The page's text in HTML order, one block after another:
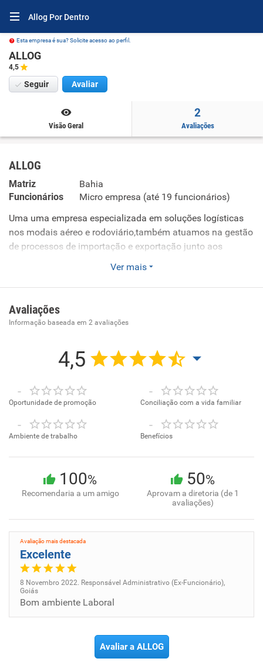
Allog Por Dentro
Esta empresa é sua? Solicite acesso ao perfil.
ALLOG
4,5
Seguir Avaliar
Visão Geral
2
Avaliações
ALLOG
Matriz
Bahia
Funcionários
Micro empresa (até 19 funcionários)
Uma uma empresa especializada em soluções logísticas
nos modais aéreo e rodoviário,também atuamos na gestão
de processos de importação e exportação junto aos
Ver mais
Avaliações
Informação baseada em 2 avaliações
4,5
-
Oportunidade de promoção
-
Conciliação com a vida familiar
-
Ambiente de trabalho
-
Benefícios
100%
Recomendaria a um amigo
50%
Aprovam a diretoria (de 1
avaliações)
Avaliação mais destacada
Excelente
8 Novembro 2022. Responsável Administrativo (Ex-Funcionário),
Goiás
Bom ambiente Laboral
Avaliar a ALLOG